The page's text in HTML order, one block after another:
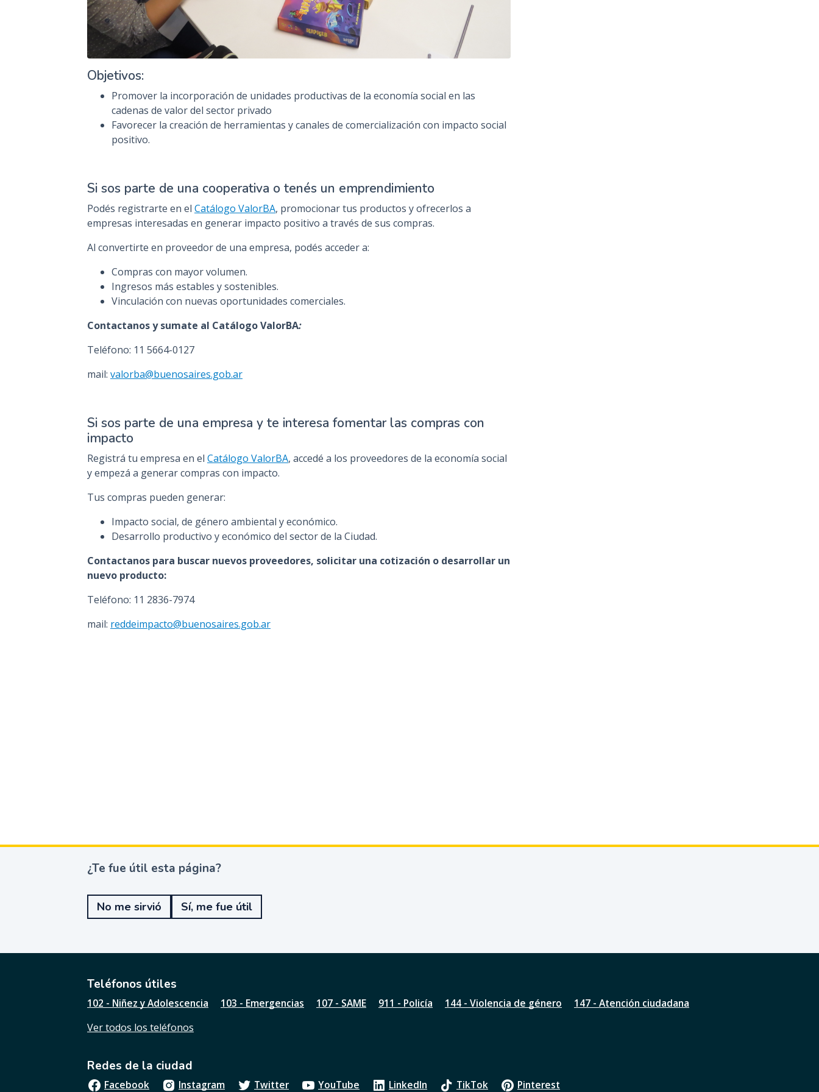
Objetivos:
Promover la incorporación de unidades productivas de la economía social en las
cadenas de valor del sector privado
Favorecer la creación de herramientas y canales de comercialización con impacto social
positivo.
Si sos parte de una cooperativa o tenés un emprendimiento
Podés registrarte en el Catálogo ValorBA, promocionar tus productos y ofrecerlos a
empresas interesadas en generar impacto positivo a través de sus compras.
Al convertirte en proveedor de una empresa, podés acceder a:
Compras con mayor volumen.
Ingresos más estables y sostenibles.
Vinculación con nuevas oportunidades comerciales.
Contactanos y sumate al Catálogo ValorBA:
Teléfono: 11 5664-0127
mail: valorba@buenosaires.gob.ar
Si sos parte de una empresa y te interesa fomentar las compras con
impacto
Registrá tu empresa en el Catálogo ValorBA, accedé a los proveedores de la economía social
y empezá a generar compras con impacto.
Tus compras pueden generar:
Impacto social, de género ambiental y económico.
Desarrollo productivo y económico del sector de la Ciudad.
Contactanos para buscar nuevos proveedores, solicitar una cotización o desarrollar un
nuevo producto:
Teléfono: 11 2836-7974
mail: reddeimpacto@buenosaires.gob.ar
¿
e
u
t
l
s
a
g
i
¿Te fue útil esta página?
No me sirvió Sí, me fue útil
Teléfonos útiles
102 - Niñez y Adolescencia 103 - Emergencias 107 - SAME 911 - Policía 144 - Violencia de género
147 - Atención ciudadana
Ver todos los teléfonos
Redes de la ciudad
Facebook Instagram Twitter YouTube LinkedIn TikTok Pinterest